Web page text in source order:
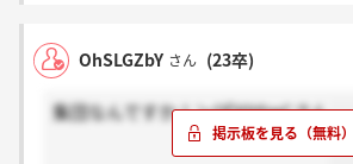
OhSLGZbY さん (23卒)
集団なんですか！＞Of30YtwCさん